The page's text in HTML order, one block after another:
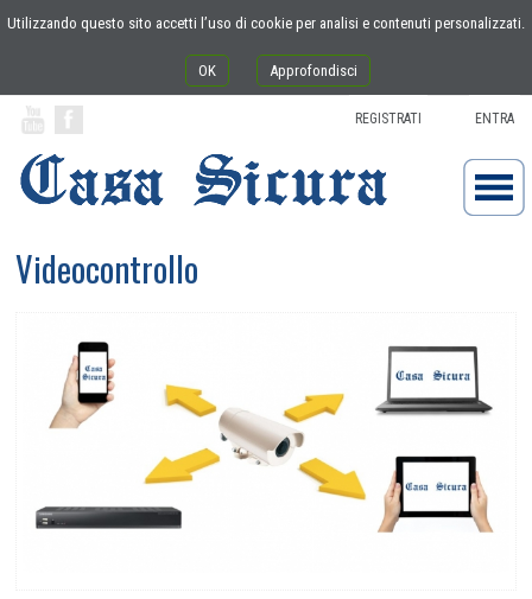
Utilizzando questo sito accetti l’uso di cookie per analisi e contenuti personalizzati.
OK Approfondisci
ENTRA
REGISTRATI
Videocontrollo